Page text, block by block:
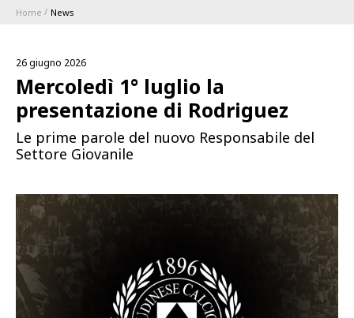
1896 MEMBERSHIP PROGRAM
STAGIONE
Serie A
Coppa Italia
Calendari e Risultati
MEETING CENTER
SPONSOR
Home News
26 giugno 2026
Mercoledì 1° luglio la
presentazione di Rodriguez
Le prime parole del nuovo Responsabile del
Settore Giovanile